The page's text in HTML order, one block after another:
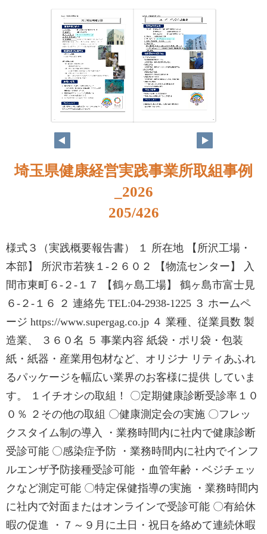
188 189
埼玉県健康経営実践事業所取組事例
_2026
205/426
様式３（実践概要報告書） １ 所在地 【所沢工場・
本部】 所沢市若狭１-２６０２ 【物流センター】 入
間市東町６-２-１７ 【鶴ヶ島工場】 鶴ヶ島市富士見
６-２-１６ ２ 連絡先 TEL:04-2938-1225 ３ ホームペ
ージ https://www.supergag.co.jp ４ 業種、従業員数 製
造業、 ３６０名 ５ 事業内容 紙袋・ポリ袋・包装
紙・紙器・産業用包材など、オリジナ リティあふれ
るパッケージを幅広い業界のお客様に提供 していま
す。 １イチオシの取組！ 〇定期健康診断受診率１０
０％ ２その他の取組 〇健康測定会の実施 〇フレッ
クスタイム制の導入 ・業務時間内に社内で健康診断
受診可能 〇感染症予防 ・業務時間内に社内でインフ
ルエンザ予防接種受診可能 ・血管年齢・ベジチェッ
クなど測定可能 〇特定保健指導の実施 ・業務時間内
に社内で対面またはオンラインで受診可能 〇有給休
暇の促進 ・７～９月に土日・祝日を絡めて連続休暇